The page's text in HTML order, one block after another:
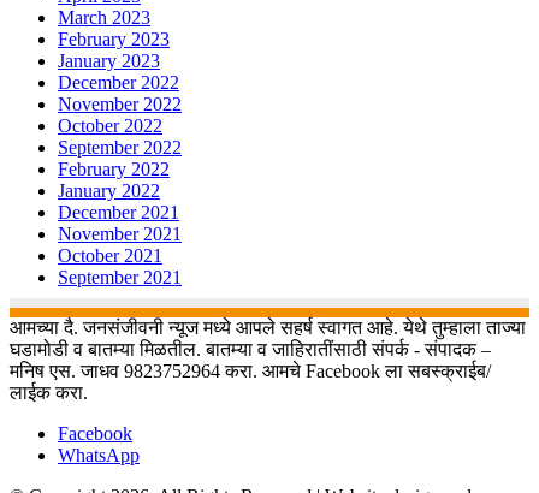
March 2023
February 2023
January 2023
December 2022
November 2022
October 2022
September 2022
February 2022
January 2022
December 2021
November 2021
October 2021
September 2021
आमच्या दै. जनसंजीवनी न्यूज मध्ये आपले सहर्ष स्वागत आहे. येथे तुम्हाला ताज्या
घडामोडी व बातम्या मिळतील. बातम्या व जाहिरातींसाठी संपर्क - संपादक –
मनिष एस. जाधव 9823752964 करा. आमचे Facebook ला सबस्क्राईब/
लाईक करा.
Facebook
WhatsApp